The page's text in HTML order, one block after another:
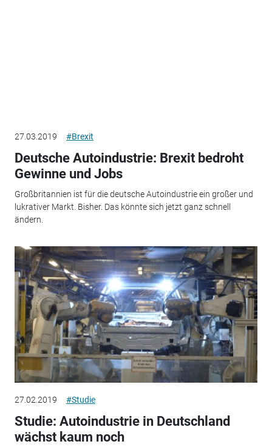
27.03.2019 #Brexit
Deutsche Autoindustrie: Brexit bedroht
Gewinne und Jobs
Großbritannien ist für die deutsche Autoindustrie ein großer und
lukrativer Markt. Bisher. Das könnte sich jetzt ganz schnell
ändern.
27.02.2019 #Studie
Studie: Autoindustrie in Deutschland
wächst kaum noch